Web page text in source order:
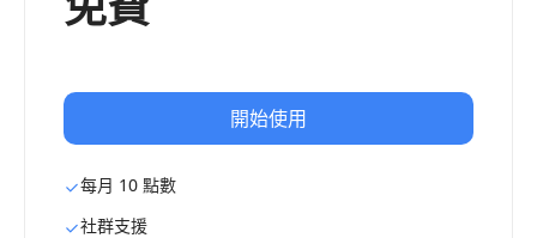
開始使用
每月 10 點數
社群支援